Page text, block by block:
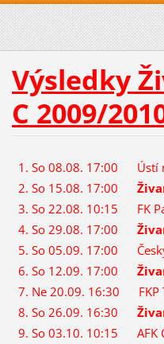
Výsledky
C 2009/
1. So 08.08. 17:00 Ústí
2. So 15.08. 17:00
3. So 22.08. 10:15 FK
4. So 29.08. 17:00
5. So 05.09. 17:00
6. So 12.09. 17:00
7. Ne 20.09. 16:30 FKP
8. So 26.09. 16:30
9. So 03.10. 10:15 AFK